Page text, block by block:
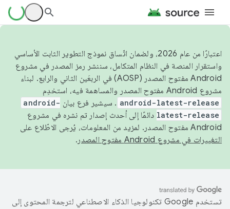
اعتبارًا من عام 2026، ولضمان اتّساق نموذج التطوير الثابت الأساسي
واستقرار المنصة في النظام المتكامل، سننشر رمز المصدر في مشروع
Android مفتوح المصدر (AOSP) في الربعَين الثاني والرابع. لبناء
مشروع Android مفتوح المصدر والمساهمة فيه، استخدِم
android-latest-release . سيشير فرع بيان android-
latest-release دائمًا إلى أحدث إصدار تم نشره في مشروع
Android مفتوح المصدر. لمزيد من المعلومات، يُرجى الاطّلاع على
التغييرات في مشروع Android مفتوح المصدر
.
تستخدم Google تكنولوجيا الذكاء الاصطناعي لترجمة المحتوى إلى